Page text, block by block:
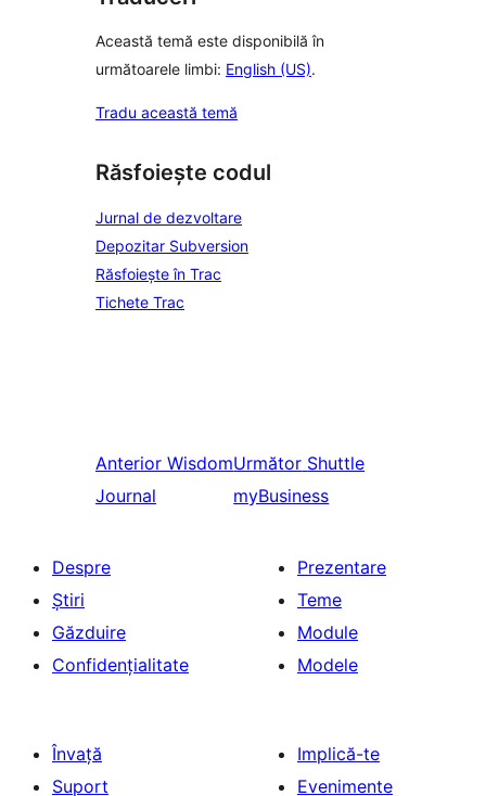
Această temă este disponibilă în
următoarele limbi: English (US).
Tradu această temă
Răsfoiește codul
Jurnal de dezvoltare
Depozitar Subversion
Răsfoiește în Trac
Tichete Trac
Anterior Wisdom
Journal
Următor Shuttle
myBusiness
Despre
Știri
Găzduire
Confidențialitate
Prezentare
Teme
Module
Modele
Învață
Suport
Implică-te
Evenimente